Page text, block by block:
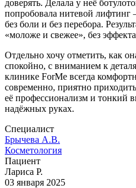
доверять. Делала у неё
попробовала нитевой лифтинг
без боли и без перебора.
«моложе и свежее», без
Отдельно хочу отметить, как
спокойно, с вниманием к
клинике ForMe всегда
современно, приятно
её профессионализм и тонкий
надёжных руках.
Специалист
Брычева А.В.
Косметология
Пациент
Лариса Р.
03 января 2025